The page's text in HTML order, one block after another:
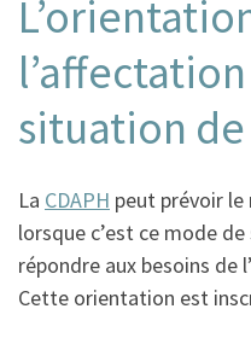
situation
La CDAPH peut prévoir
lorsque c’est ce mode
répondre aux besoins de
Cette orientation est